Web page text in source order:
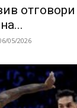
отговори
05/2026